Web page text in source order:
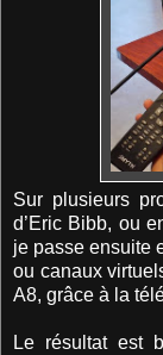
Sur plusieurs
d’Eric Bibb, ou
je passe ensuite
ou canaux
A8, grâce à la
Le résultat est